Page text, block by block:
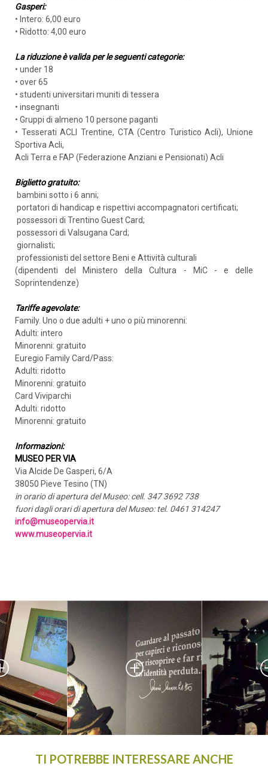
ARRIVO
BAMBINI
Gasperi:
• Intero: 6,00 euro
• Ridotto: 4,00 euro
La riduzione è valida per le seguenti categorie:
• under 18
• over 65
• studenti universitari muniti di tessera
• insegnanti
• Gruppi di almeno 10 persone paganti
• Tesserati ACLI Trentine, CTA (Centro Turistico Acli), Unione
Sportiva Acli,
Acli Terra e FAP (Federazione Anziani e Pensionati) Acli
Biglietto gratuito:
bambini sotto i 6 anni;
portatori di handicap e rispettivi accompagnatori certificati;
possessori di Trentino Guest Card;
possessori di Valsugana Card;
giornalisti;
professionisti del settore Beni e Attività culturali
(dipendenti del Ministero della Cultura - MiC - e delle
Soprintendenze)
Tariffe agevolate:
Family. Uno o due adulti + uno o più minorenni:
Adulti: intero
Minorenni: gratuito
Euregio Family Card/Pass:
Adulti: ridotto
Minorenni: gratuito
Card Viviparchi
Adulti: ridotto
Minorenni: gratuito
Informazioni:
MUSEO PER VIA
Via Alcide De Gasperi, 6/A
38050 Pieve Tesino (TN)
in orario di apertura del Museo: cell. 347 3692 738
fuori dagli orari di apertura del Museo: tel. 0461 314247
info@museopervia.it
www.museopervia.it
TI POTREBBE INTERESSARE ANCHE